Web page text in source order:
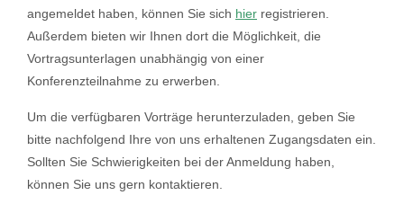
angemeldet haben, können Sie sich hier registrieren.
Außerdem bieten wir Ihnen dort die Möglichkeit, die
Vortragsunterlagen unabhängig von einer
Konferenzteilnahme zu erwerben.
Um die verfügbaren Vorträge herunterzuladen, geben Sie
bitte nachfolgend Ihre von uns erhaltenen Zugangsdaten ein.
Sollten Sie Schwierigkeiten bei der Anmeldung haben,
können Sie uns gern kontaktieren.